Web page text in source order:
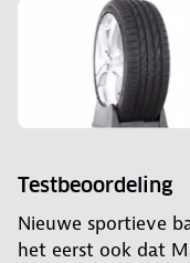
Testbeoordeling
Nieuwe sportieve
het eerst ook dat